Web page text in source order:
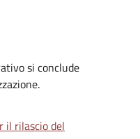
si conclude
il rilascio del